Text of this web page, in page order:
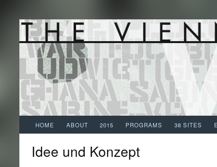
HOME ABOUT 2015 PROGRAMS 38 SITES
Idee und Konzept